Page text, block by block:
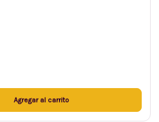
Agregar al carrito